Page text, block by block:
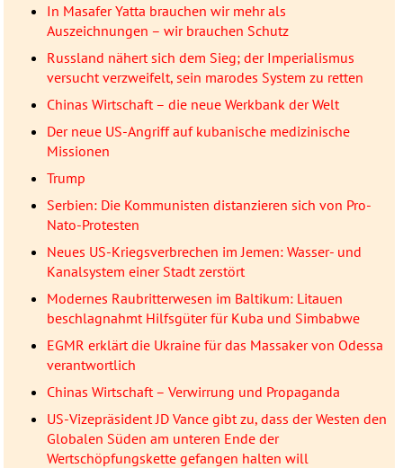
In Masafer Yatta brauchen wir mehr als
Auszeichnungen – wir brauchen Schutz
Russland nähert sich dem Sieg; der Imperialismus
versucht verzweifelt, sein marodes System zu retten
Chinas Wirtschaft – die neue Werkbank der Welt
Der neue US-Angriff auf kubanische medizinische
Missionen
Trump
Serbien: Die Kommunisten distanzieren sich von Pro-
Nato-Protesten
Neues US-Kriegsverbrechen im Jemen: Wasser- und
Kanalsystem einer Stadt zerstört
Modernes Raubritterwesen im Baltikum: Litauen
beschlagnahmt Hilfsgüter für Kuba und Simbabwe
EGMR erklärt die Ukraine für das Massaker von Odessa
verantwortlich
Chinas Wirtschaft – Verwirrung und Propaganda
US-Vizepräsident JD Vance gibt zu, dass der Westen den
Globalen Süden am unteren Ende der
Wertschöpfungskette gefangen halten will